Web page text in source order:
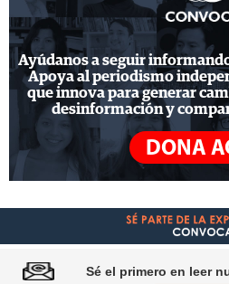
Ayúdanos a seguir
Apoya al periodismo
que innova para generar
desinformación y
DONA
Sé el primero en leer